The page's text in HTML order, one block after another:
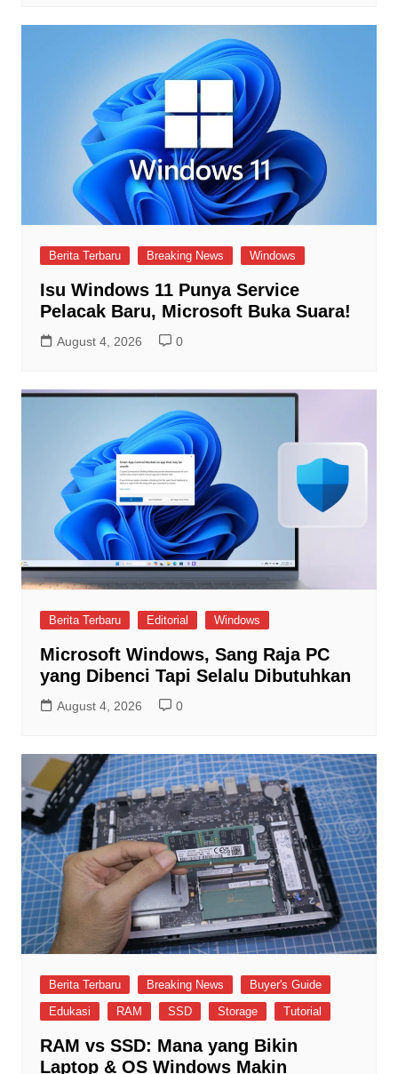
Berita Terbaru Breaking News Windows
Isu Windows 11 Punya Service
Pelacak Baru, Microsoft Buka Suara!
August 4, 2026 0
Berita Terbaru Editorial Windows
Microsoft Windows, Sang Raja PC
yang Dibenci Tapi Selalu Dibutuhkan
August 4, 2026 0
Berita Terbaru Breaking News
Buyer's Guide
Edukasi
RAM SSD Storage Tutorial
RAM vs SSD: Mana yang Bikin
Laptop & OS Windows Makin